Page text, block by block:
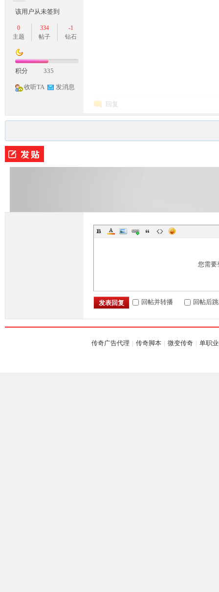
M
该用户从未签到
0
主题
334
帖子
-1
钻石
积分 335
收听TA 发消息
回复
您需要
发表回复 回帖并转播 回帖后
传奇广告代理 | 传奇脚本 | 微变传奇 | 单职